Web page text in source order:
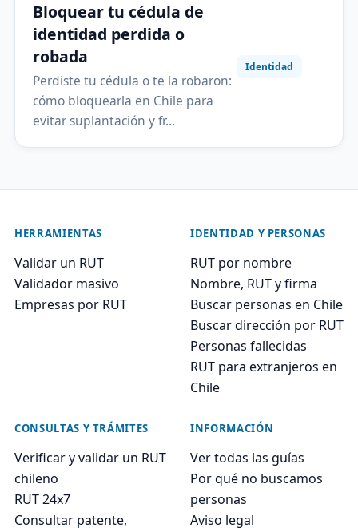
Bloquear tu cédula de
identidad perdida o
robada
Perdiste tu cédula o te la robaron:
cómo bloquearla en Chile para
evitar suplantación y fr…
Identidad
HERRAMIENTAS
Validar un RUT
Validador masivo
Empresas por RUT
IDENTIDAD Y PERSONAS
RUT por nombre
Nombre, RUT y firma
Buscar personas en Chile
Buscar dirección por RUT
Personas fallecidas
RUT para extranjeros en
Chile
CONSULTAS Y TRÁMITES
Verificar y validar un RUT
chileno
RUT 24x7
Consultar patente,
INFORMACIÓN
Ver todas las guías
Por qué no buscamos
personas
Aviso legal